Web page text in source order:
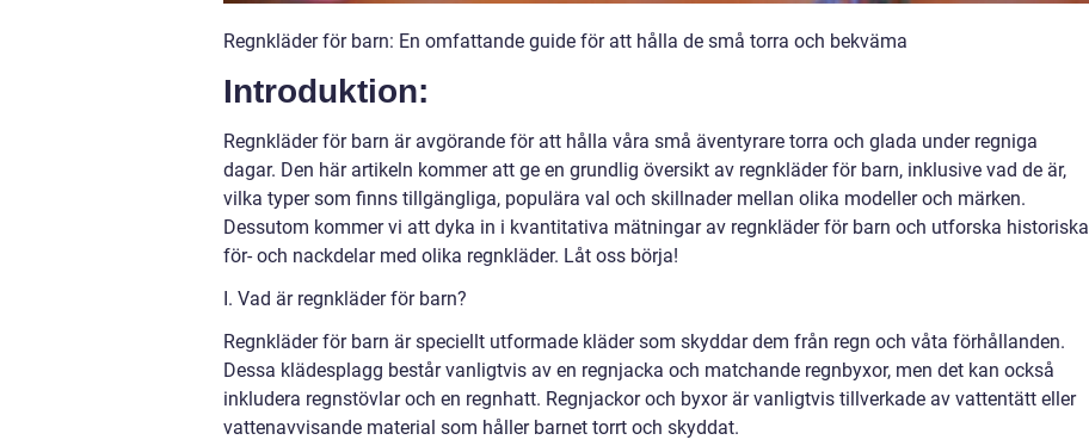
Regnkläder för barn: En omfattande guide för att hålla de små torra och bekväma
Introduktion:
Regnkläder för barn är avgörande för att hålla våra små äventyrare torra och glada under regniga
dagar. Den här artikeln kommer att ge en grundlig översikt av regnkläder för barn, inklusive vad de är,
vilka typer som finns tillgängliga, populära val och skillnader mellan olika modeller och märken.
Dessutom kommer vi att dyka in i kvantitativa mätningar av regnkläder för barn och utforska historiska
för- och nackdelar med olika regnkläder. Låt oss börja!
I. Vad är regnkläder för barn?
Regnkläder för barn är speciellt utformade kläder som skyddar dem från regn och våta förhållanden.
Dessa klädesplagg består vanligtvis av en regnjacka och matchande regnbyxor, men det kan också
inkludera regnstövlar och en regnhatt. Regnjackor och byxor är vanligtvis tillverkade av vattentätt eller
vattenavvisande material som håller barnet torrt och skyddat.